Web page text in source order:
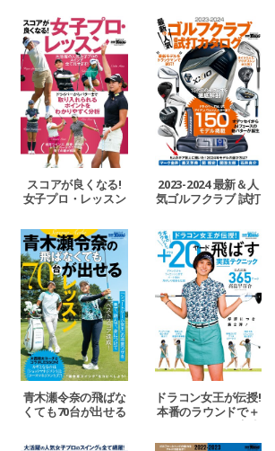
スコアが良くなる!
女子プロ・レッスン
2023-2024 最新＆人
気ゴルフクラブ 試打
青木瀬令奈の飛ばな
くても70台が出せる
ドラコン女王が伝授!
本番のラウンドで＋
テクニック